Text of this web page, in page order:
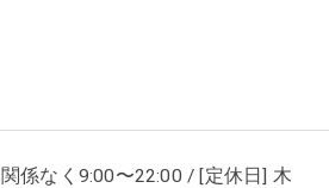
係なく9:00〜22:00 / [定休日] 木